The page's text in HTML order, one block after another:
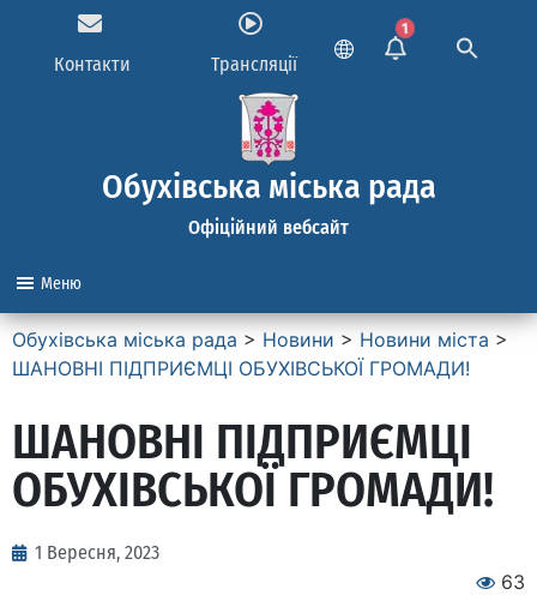
Контакти Трансляції
1
Обухівська міська рада
Офіційний вебсайт
Меню
Обухівська міська рада > Новини > Новини міста >
ШАНОВНІ ПІДПРИЄМЦІ ОБУХІВСЬКОЇ ГРОМАДИ!
ШАНОВНІ ПІДПРИЄМЦІ
ОБУХІВСЬКОЇ ГРОМАДИ!
1 Вересня, 2023
63